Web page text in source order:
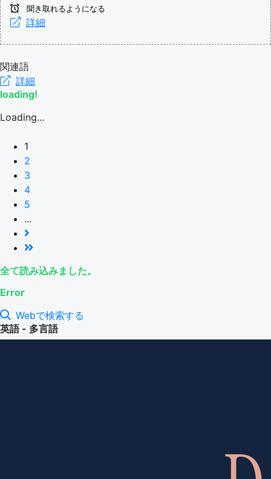
聞き取れるようになる
詳細
関連語
詳細
loading!
Loading...
1
2
3
4
5
...
全て読み込みました。
Error
Webで検索する
英語 - 多言語